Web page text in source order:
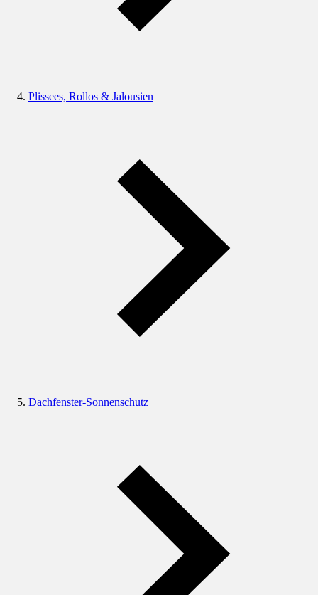
Plissees, Rollos & Jalousien
Dachfenster-Sonnenschutz